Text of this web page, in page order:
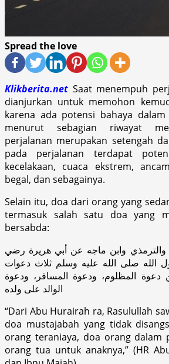
Spread the love
Klikberita.net Saat menempuh
dianjurkan untuk memohon
karena ada potensi bahaya dalam
menurut sebagian riwayat
perjalanan merupakan setengah
pada perjalanan terdapat
kecelakaan, cuaca ekstrem,
begal, dan sebagainya.
Selain itu, doa dari orang yang
termasuk salah satu doa yang
bersabda:
والترمذي وابن ماجه عن أبي هريرة رضي
الله صلى الله عليه وسلم ثلاث دعوات
المظلوم، ودعوة المسافر، ودعوة
الوالد على ولده
“Dari Abu Hurairah ra, Rasulullah
doa mustajabah yang tidak
orang teraniaya, doa orang dalam
orang tua untuk anaknya,” (HR